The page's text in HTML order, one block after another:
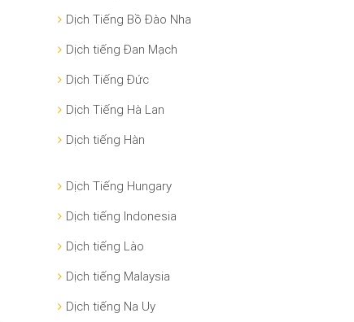
Dịch Tiếng Bồ Đào Nha
Dịch tiếng Đan Mạch
Dịch Tiếng Đức
Dịch Tiếng Hà Lan
Dịch tiếng Hàn
Dịch Tiếng Hungary
Dịch tiếng Indonesia
Dịch tiếng Lào
Dịch tiếng Malaysia
Dịch tiếng Na Uy